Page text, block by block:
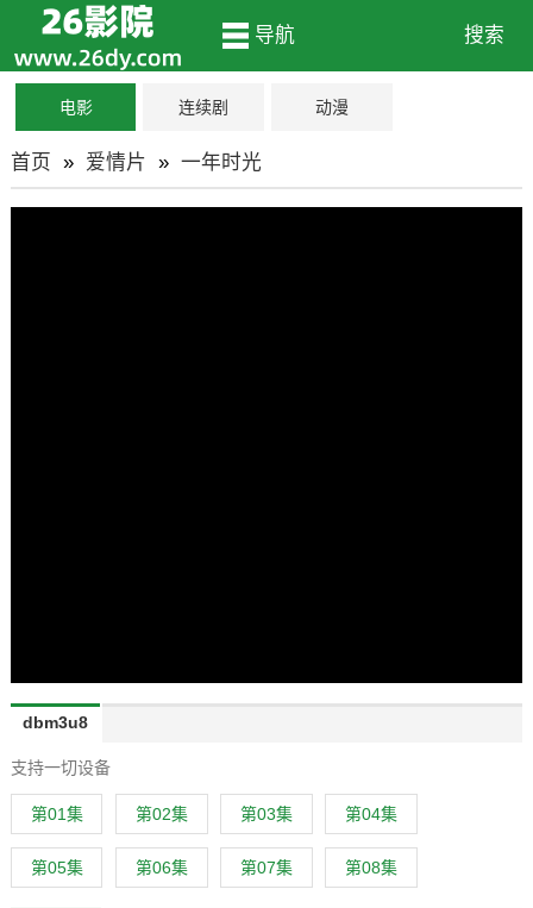
导航 搜索
电影 连续剧 动漫
首页 » 爱情片 » 一年时光
dbm3u8
支持一切设备
第01集 第02集 第03集 第04集
第05集 第06集 第07集 第08集